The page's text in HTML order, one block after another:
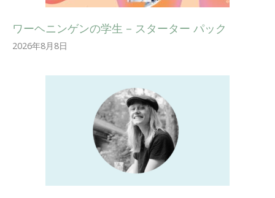
ワーヘニンゲンの学生 – スターター パック
2026年8月8日